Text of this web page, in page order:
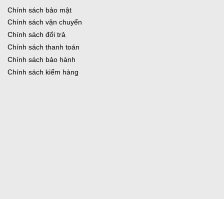
Chính sách bảo mật
Chính sách vận chuyển
Chính sách đổi trả
Chính sách thanh toán
Chính sách bảo hành
Chính sách kiểm hàng